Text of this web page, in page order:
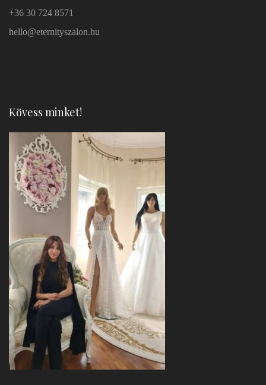
+36 30 724 8571
hello@eternityszalon.hu
Kövess minket!